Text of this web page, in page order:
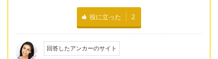
役に立った 2
回答したアンカーのサイト